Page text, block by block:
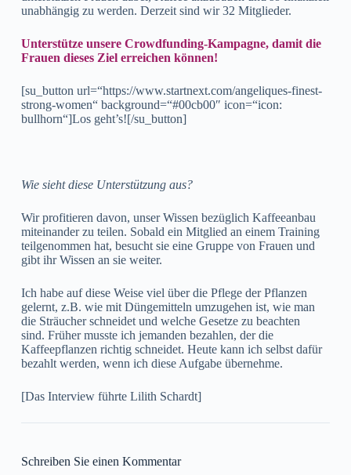
unabhängig zu werden. Derzeit sind wir 32 Mitglieder.
Unterstütze unsere Crowdfunding-Kampagne, damit die
Frauen dieses Ziel erreichen können!
[su_button url=“https://www.startnext.com/angeliques-finest-
strong-women“ background=“#00cb00″ icon=“icon:
bullhorn“]Los geht’s![/su_button]
Wie sieht diese Unterstützung aus?
Wir profitieren davon, unser Wissen bezüglich Kaffeeanbau
miteinander zu teilen. Sobald ein Mitglied an einem Training
teilgenommen hat, besucht sie eine Gruppe von Frauen und
gibt ihr Wissen an sie weiter.
Ich habe auf diese Weise viel über die Pflege der Pflanzen
gelernt, z.B. wie mit Düngemitteln umzugehen ist, wie man
die Sträucher schneidet und welche Gesetze zu beachten
sind. Früher musste ich jemanden bezahlen, der die
Kaffeepflanzen richtig schneidet. Heute kann ich selbst dafür
bezahlt werden, wenn ich diese Aufgabe übernehme.
[Das Interview führte Lilith Schardt]
Schreiben Sie einen Kommentar